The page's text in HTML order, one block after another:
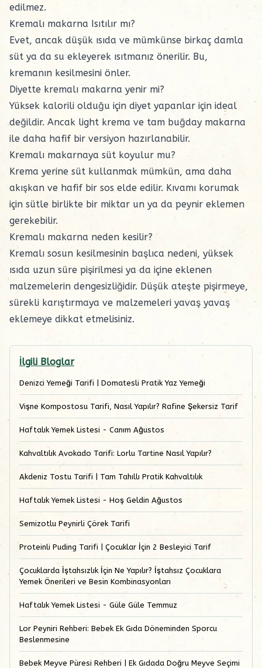
edilmez.
Kremalı makarna Isıtılır mı?
Evet, ancak düşük ısıda ve mümkünse birkaç damla
süt ya da su ekleyerek ısıtmanız önerilir. Bu,
kremanın kesilmesini önler.
Diyette kremalı makarna yenir mi?
Yüksek kalorili olduğu için diyet yapanlar için ideal
değildir. Ancak light krema ve tam buğday makarna
ile daha hafif bir versiyon hazırlanabilir.
Kremalı makarnaya süt koyulur mu?
Krema yerine süt kullanmak mümkün, ama daha
akışkan ve hafif bir sos elde edilir. Kıvamı korumak
için sütle birlikte bir miktar un ya da peynir eklemen
gerekebilir.
Kremalı makarna neden kesilir?
Kremalı sosun kesilmesinin başlıca nedeni, yüksek
ısıda uzun süre pişirilmesi ya da içine eklenen
malzemelerin dengesizliğidir. Düşük ateşte pişirmeye,
sürekli karıştırmaya ve malzemeleri yavaş yavaş
eklemeye dikkat etmelisiniz.
İlgili Bloglar
Denizci Yemeği Tarifi | Domatesli Pratik Yaz Yemeği
Vişne Kompostosu Tarifi, Nasıl Yapılır? Rafine Şekersiz Tarif
Haftalık Yemek Listesi - Canım Ağustos
Kahvaltılık Avokado Tarifi: Lorlu Tartine Nasıl Yapılır?
Akdeniz Tostu Tarifi | Tam Tahıllı Pratik Kahvaltılık
Haftalık Yemek Listesi - Hoş Geldin Ağustos
Semizotlu Peynirli Çörek Tarifi
Proteinli Puding Tarifi | Çocuklar İçin 2 Besleyici Tarif
Çocuklarda İştahsızlık İçin Ne Yapılır? İştahsız Çocuklara
Yemek Önerileri ve Besin Kombinasyonları
Haftalık Yemek Listesi - Güle Güle Temmuz
Lor Peyniri Rehberi: Bebek Ek Gıda Döneminden Sporcu
Beslenmesine
Bebek Meyve Püresi Rehberi | Ek Gıdada Doğru Meyve Seçimi